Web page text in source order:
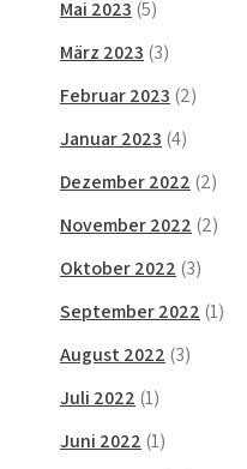
Mai 2023 (5)
März 2023 (3)
Februar 2023 (2)
Januar 2023 (4)
Dezember 2022 (2)
November 2022 (2)
Oktober 2022 (3)
September 2022 (1)
August 2022 (3)
Juli 2022 (1)
Juni 2022 (1)